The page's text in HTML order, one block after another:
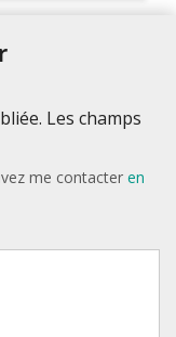
Les champs
me contacter en